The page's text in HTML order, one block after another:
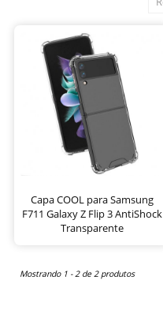
Capa COOL para Samsung
F711 Galaxy Z Flip 3 AntiShock
Transparente
Mostrando 1 - 2 de 2 produtos